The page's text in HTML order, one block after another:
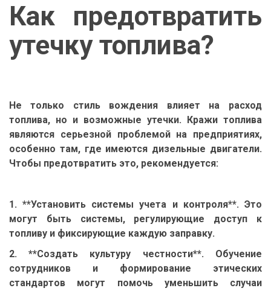
Как предотвратить
утечку топлива?
Не только стиль вождения влияет на расход
топлива, но и возможные утечки. Кражи топлива
являются серьезной проблемой на предприятиях,
особенно там, где имеются дизельные двигатели.
Чтобы предотвратить это, рекомендуется:
1. **Установить системы учета и контроля**. Это
могут быть системы, регулирующие доступ к
топливу и фиксирующие каждую заправку.
2. **Создать культуру честности**. Обучение
сотрудников и формирование этических
стандартов могут помочь уменьшить случаи